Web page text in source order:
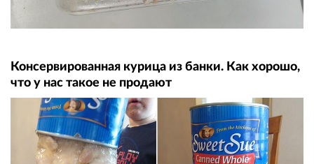
Консервированная курица из банки. Как хорошо,
что у нас такое не продают